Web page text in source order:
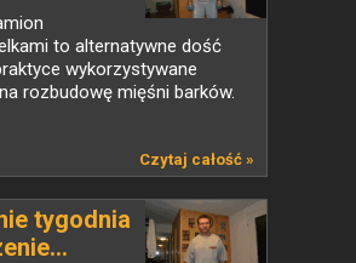
to alternatywne dość
wykorzystywane
rozbudowę mięśni barków.
Czytaj całość »
tygodnia